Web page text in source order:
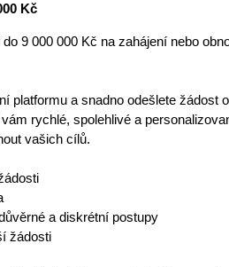
Kč
9 000 000 Kč na zahájení nebo
platformu a snadno odešlete žádost
rychlé, spolehlivé a
vašich cílů.
a diskrétní postupy
žádosti